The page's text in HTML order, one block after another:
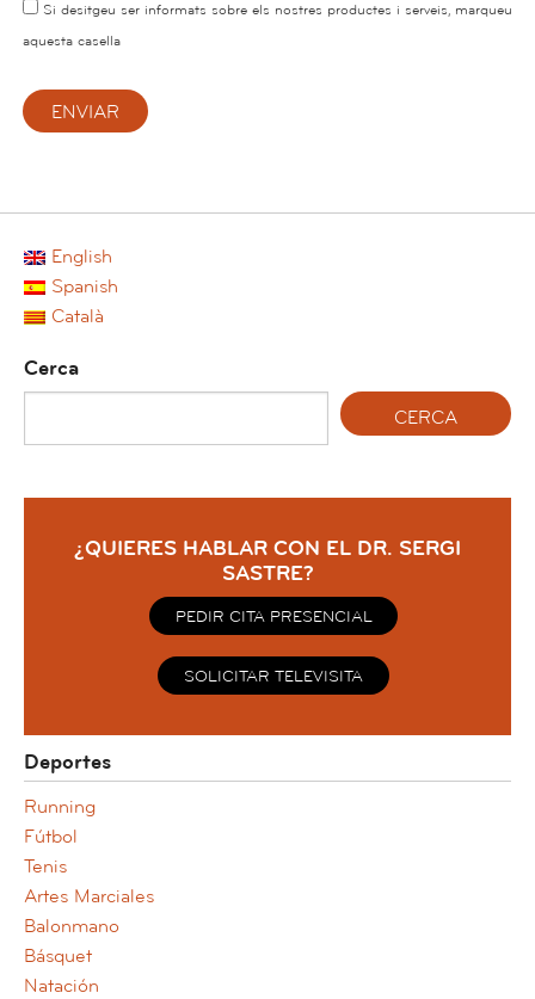
Si desitgeu ser informats sobre els nostres productes i serveis, marqueu
aquesta casella
English
Spanish
Català
Cerca
¿QUIERES HABLAR CON EL DR. SERGI
SASTRE?
PEDIR CITA PRESENCIAL
SOLICITAR TELEVISITA
Deportes
Running
Fútbol
Tenis
Artes Marciales
Balonmano
Básquet
Natación